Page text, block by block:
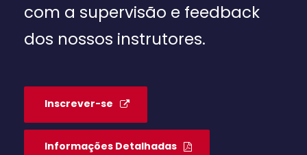
com a supervisão e feedback
dos nossos instrutores.
Inscrever-se
Informações Detalhadas